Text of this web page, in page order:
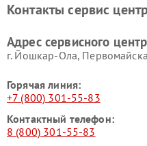
Контакты сервис
Адрес сервисного
г. Йошкар-Ола,
Горячая линия:
+7 (800) 301-55-83
Контактный телефон:
8 (800) 301-55-83